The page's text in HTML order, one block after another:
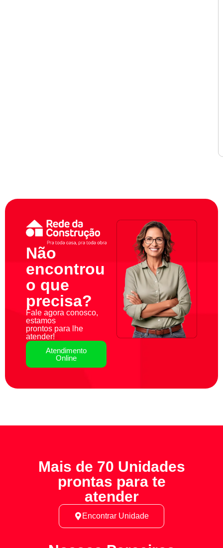
Não
encontrou
o que
precisa?
Fale agora conosco,
estamos
prontos para lhe
atender!
Atendimento
Online
Mais de 70 Unidades
prontas para te
atender
Encontrar Unidade